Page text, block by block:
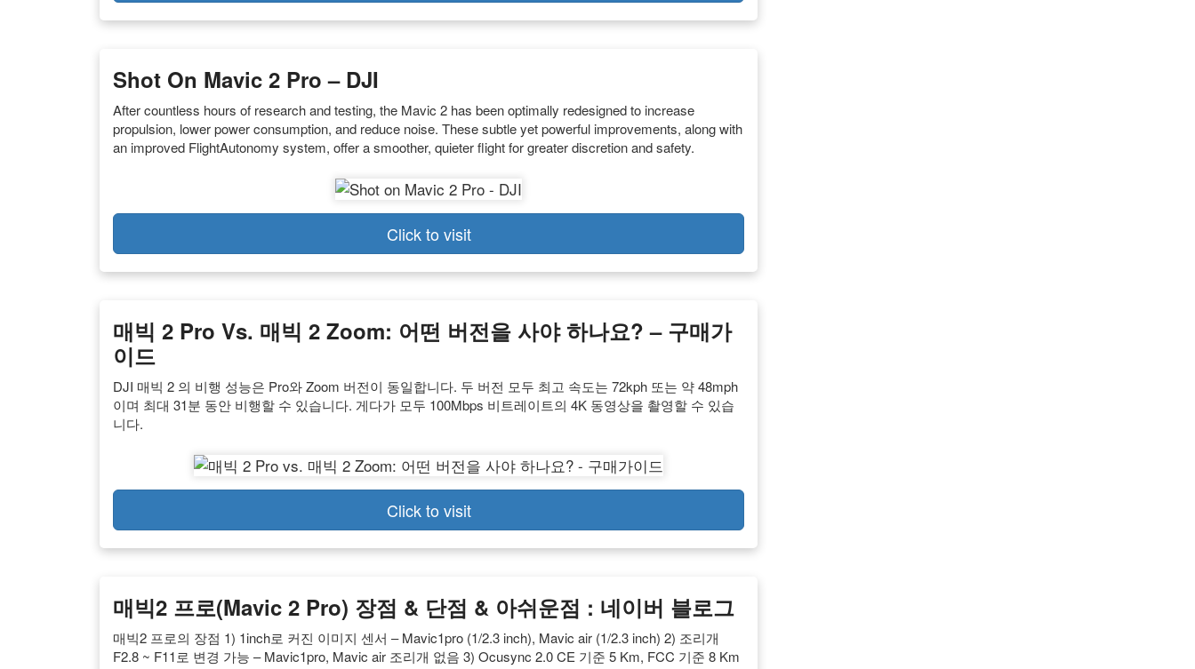
Shot On Mavic 2 Pro – DJI
After countless hours of research and testing, the Mavic 2 has been optimally redesigned to increase
propulsion, lower power consumption, and reduce noise. These subtle yet powerful improvements, along with
an improved FlightAutonomy system, offer a smoother, quieter flight for greater discretion and safety.
Click to visit
매빅 2 Pro Vs. 매빅 2 Zoom: 어떤 버전을 사야 하나요? – 구매가
이드
DJI 매빅 2 의 비행 성능은 Pro와 Zoom 버전이 동일합니다. 두 버전 모두 최고 속도는 72kph 또는 약 48mph
이며 최대 31분 동안 비행할 수 있습니다. 게다가 모두 100Mbps 비트레이트의 4K 동영상을 촬영할 수 있습
니다.
Click to visit
매빅2 프로(Mavic 2 Pro) 장점 & 단점 & 아쉬운점 : 네이버 블로그
매빅2 프로의 장점 1) 1inch로 커진 이미지 센서 – Mavic1pro (1/2.3 inch), Mavic air (1/2.3 inch) 2) 조리개
F2.8 ~ F11로 변경 가능 – Mavic1pro, Mavic air 조리개 없음 3) Ocusync 2.0 CE 기준 5 Km, FCC 기준 8 Km